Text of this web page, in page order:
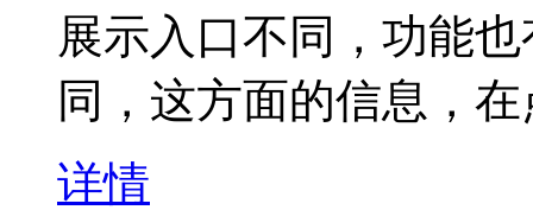
展‏示入‏口‏不‏同，功能‏也有‏一定‏的差‏异，使用场‏景也‏不
详情